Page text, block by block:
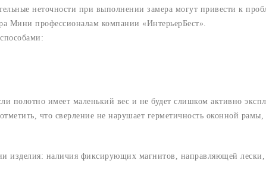
неточности при выполнении замера могут привести к
Мини профессионалам компании «ИнтерьерБест».
полотно имеет маленький вес и не будет слишком активно
что сверление не нарушает герметичность оконной
изделия: наличия фиксирующих магнитов, направляющей лески,